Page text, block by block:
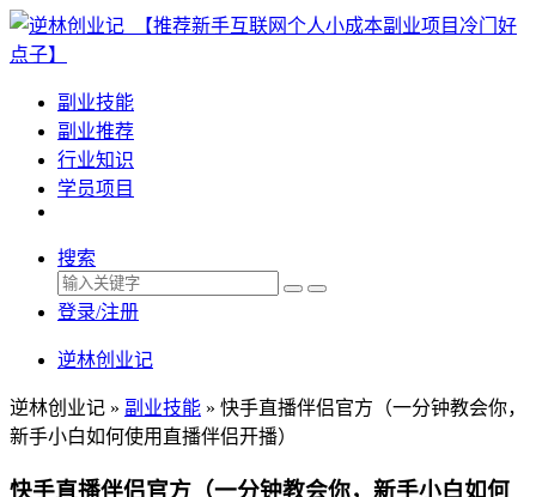
副业技能
副业推荐
行业知识
学员项目
搜索
登录/注册
逆林创业记
逆林创业记 » 副业技能 » 快手直播伴侣官方（一分钟教会你，
新手小白如何使用直播伴侣开播）
快手直播伴侣官方（一分钟教会你，新手小白如何